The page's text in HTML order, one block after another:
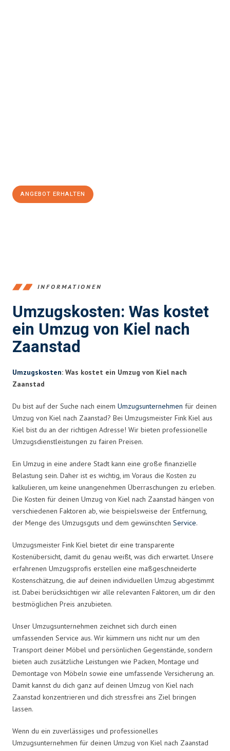
ANGEBOT ERHALTEN
INFORMATIONEN
Umzugskosten: Was kostet
ein Umzug von Kiel nach
Zaanstad
Umzugskosten: Was kostet ein Umzug von Kiel nach
Zaanstad
Du bist auf der Suche nach einem Umzugsunternehmen für deinen
Umzug von Kiel nach Zaanstad? Bei Umzugsmeister Fink Kiel aus
Kiel bist du an der richtigen Adresse! Wir bieten professionelle
Umzugsdienstleistungen zu fairen Preisen.
Ein Umzug in eine andere Stadt kann eine große finanzielle
Belastung sein. Daher ist es wichtig, im Voraus die Kosten zu
kalkulieren, um keine unangenehmen Überraschungen zu erleben.
Die Kosten für deinen Umzug von Kiel nach Zaanstad hängen von
verschiedenen Faktoren ab, wie beispielsweise der Entfernung,
der Menge des Umzugsguts und dem gewünschten Service.
Umzugsmeister Fink Kiel bietet dir eine transparente
Kostenübersicht, damit du genau weißt, was dich erwartet. Unsere
erfahrenen Umzugsprofis erstellen eine maßgeschneiderte
Kostenschätzung, die auf deinen individuellen Umzug abgestimmt
ist. Dabei berücksichtigen wir alle relevanten Faktoren, um dir den
bestmöglichen Preis anzubieten.
Unser Umzugsunternehmen zeichnet sich durch einen
umfassenden Service aus. Wir kümmern uns nicht nur um den
Transport deiner Möbel und persönlichen Gegenstände, sondern
bieten auch zusätzliche Leistungen wie Packen, Montage und
Demontage von Möbeln sowie eine umfassende Versicherung an.
Damit kannst du dich ganz auf deinen Umzug von Kiel nach
Zaanstad konzentrieren und dich stressfrei ans Ziel bringen
lassen.
Wenn du ein zuverlässiges und professionelles
Umzugsunternehmen für deinen Umzug von Kiel nach Zaanstad